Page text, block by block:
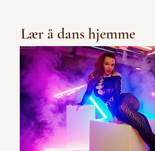
Lær å dans hjemme